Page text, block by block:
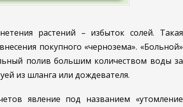
растений – избыток солей. Такая
покупного «чернозема». «Больной»
полив большим количеством воды за
из шланга или дождевателя.
явление под названием «утомление